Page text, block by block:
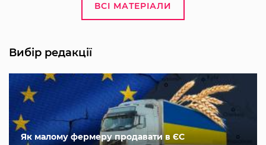
ВСІ МАТЕРІАЛИ
Вибір редакції
Як малому фермеру продавати в ЄС